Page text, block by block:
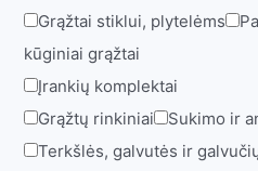
Grąžtai stiklui, plytelėms
kūginiai grąžtai
Įrankių komplektai
Grąžtų rinkiniai
Sukimo ir
Terkšlės, galvutės ir